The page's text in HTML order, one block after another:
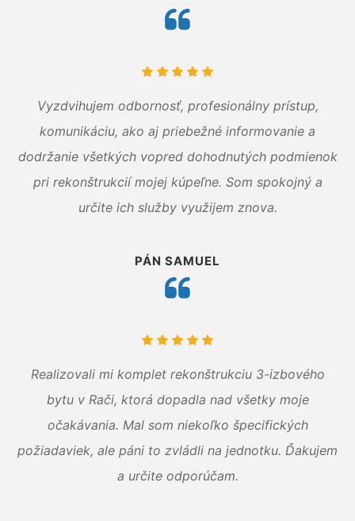
Vyzdvihujem odbornosť, profesionálny prístup,
komunikáciu, ako aj priebežné informovanie a
dodržanie všetkých vopred dohodnutých podmienok
pri rekonštrukcií mojej kúpeľne. Som spokojný a
určite ich služby využijem znova.
PÁN SAMUEL
Realizovali mi komplet rekonštrukciu 3-izbového
bytu v Rači, ktorá dopadla nad všetky moje
očakávania. Mal som niekoľko špecifických
požiadaviek, ale páni to zvládli na jednotku. Ďakujem
a určite odporúčam.